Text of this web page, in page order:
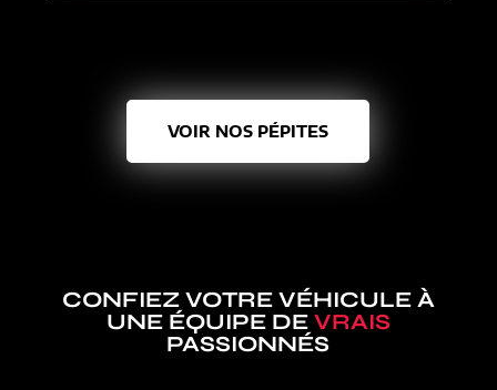
VOIR NOS PÉPITES
CONFIEZ VOTRE VÉHICULE À
UNE ÉQUIPE DE VRAIS
PASSIONNÉS